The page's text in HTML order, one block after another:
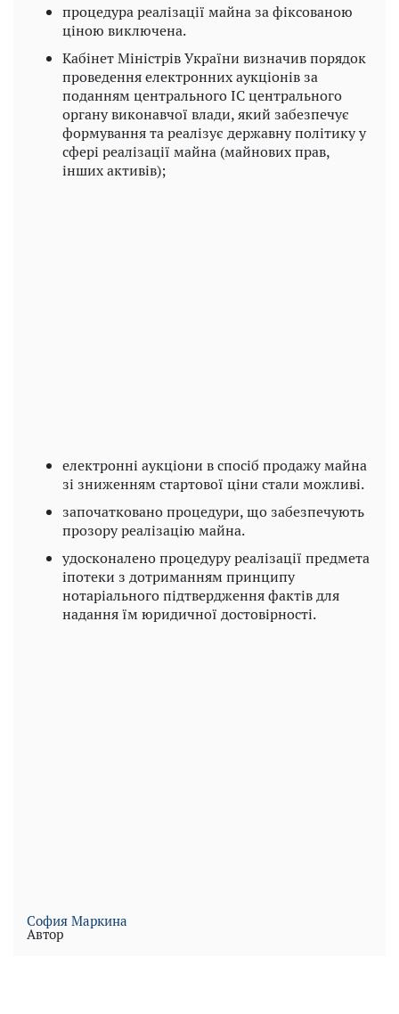
процедура реалізації майна за фіксованою
ціною виключена.
Кабінет Міністрів України визначив порядок
проведення електронних аукціонів за
поданням центрального ІС центрального
органу виконавчої влади, який забезпечує
формування та реалізує державну політику у
сфері реалізації майна (майнових прав,
інших активів);
електронні аукціони в спосіб продажу майна
зі зниженням стартової ціни стали можливі.
започатковано процедури, що забезпечують
прозору реалізацію майна.
удосконалено процедуру реалізації предмета
іпотеки з дотриманням принципу
нотаріального підтвердження фактів для
надання їм юридичної достовірності.
София Маркина
Автор